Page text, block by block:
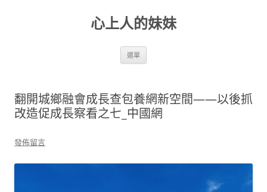
心上人的妹妹
選單
翻開城鄉融會成長查包養網新空間——以後抓
改造促成長察看之七_中國網
發佈留言